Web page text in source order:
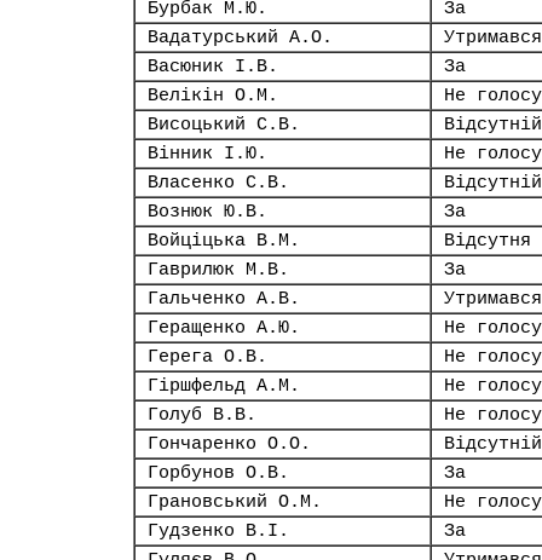
Бурбак М.Ю.
За
Вадатурський А.О.
Утримався
Васюник І.В.
За
Велікін О.М.
Не
Висоцький С.В.
Відсутній
Вінник І.Ю.
Не
Власенко С.В.
Відсутній
Вознюк Ю.В.
За
Войціцька В.М.
Відсутня
Гаврилюк М.В.
За
Гальченко А.В.
Утримався
Геращенко А.Ю.
Не
Герега О.В.
Не
Гіршфельд А.М.
Не
Голуб В.В.
Не
Гончаренко О.О.
Відсутній
Горбунов О.В.
За
Грановський О.М.
Не
Гудзенко В.І.
За